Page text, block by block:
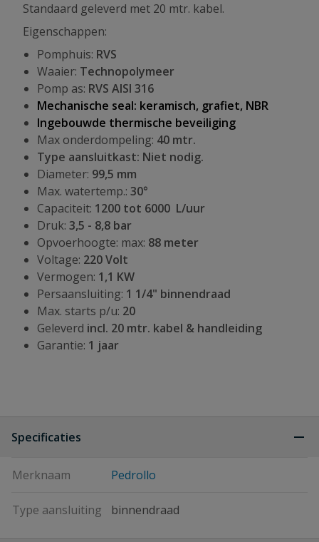
Standaard geleverd met 20 mtr. kabel.
Eigenschappen:
Pomphuis: RVS
Waaier: Technopolymeer
Pomp as: RVS AISI 316
Mechanische seal: keramisch, grafiet, NBR
Ingebouwde thermische beveiliging
Max onderdompeling: 40 mtr.
Type aansluitkast: Niet nodig.
Diameter: 99,5 mm
Max. watertemp.: 30°
Capaciteit: 1200 tot 6000 L/uur
Druk: 3,5 - 8,8 bar
Opvoerhoogte: max: 88 meter
Voltage: 220 Volt
Vermogen: 1,1 KW
Persaansluiting: 1 1/4" binnendraad
Max. starts p/u: 20
Geleverd incl. 20 mtr. kabel & handleiding
Garantie: 1 jaar
Specificaties
Merknaam Pedrollo
Type aansluiting binnendraad